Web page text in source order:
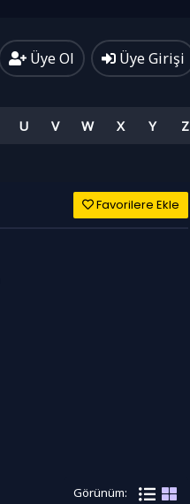
Üye Ol Üye Girişi
U V W X Y Z
Favorilere Ekle
Görünüm: